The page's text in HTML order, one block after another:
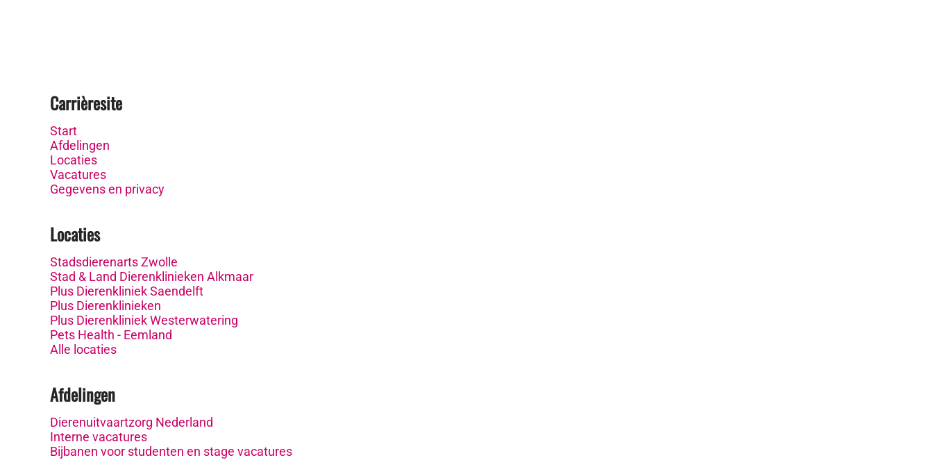
Carrièresite
Start
Afdelingen
Locaties
Vacatures
Gegevens en privacy
Locaties
Stadsdierenarts Zwolle
Stad & Land Dierenklinieken Alkmaar
Plus Dierenkliniek Saendelft
Plus Dierenklinieken
Plus Dierenkliniek Westerwatering
Pets Health - Eemland
Alle locaties
Afdelingen
Dierenuitvaartzorg Nederland
Interne vacatures
Bijbanen voor studenten en stage vacatures